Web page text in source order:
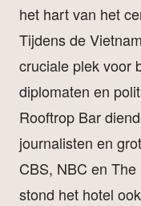
het hart van het
Tijdens de
cruciale plek voor
diplomaten en
Rooftrop Bar
journalisten en
CBS, NBC en
stond het hotel